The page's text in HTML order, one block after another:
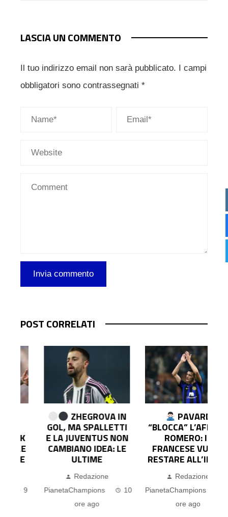
LASCIA UN COMMENTO
Il tuo indirizzo email non sarà pubblicato.
I campi
obbligatori sono contrassegnati *
POST CORRELATI
ZHEGROVA IN
GOL, MA SPALLETTI
E LA JUVENTUS NON
CAMBIANO IDEA: LE
ULTIME
Redazione
PianetaChampions
10
ore ago
PAVARD
“BLOCCA” L’AFFARE
ROMERO: IL
FRANCESE VUOLE
RESTARE ALL’INTER
Redazione
PianetaChampions
11
ore ago